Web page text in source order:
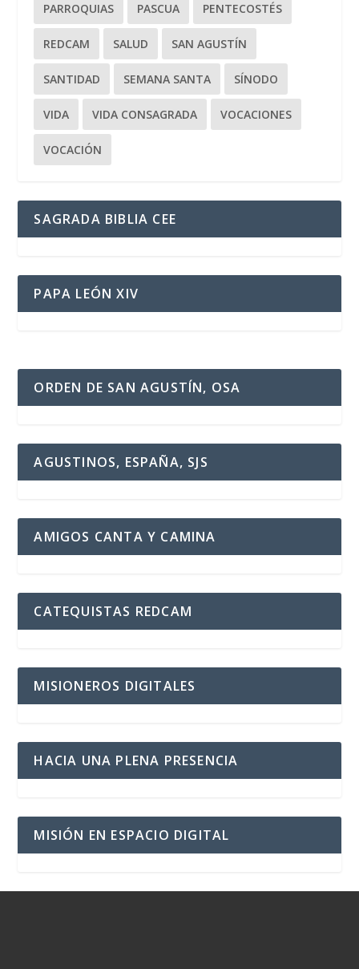
PARROQUIAS PASCUA PENTECOSTÉS
REDCAM SALUD SAN AGUSTÍN
SANTIDAD SEMANA SANTA SÍNODO
VIDA VIDA CONSAGRADA VOCACIONES
VOCACIÓN
SAGRADA BIBLIA CEE
PAPA LEÓN XIV
ORDEN DE SAN AGUSTÍN, OSA
AGUSTINOS, ESPAÑA, SJS
AMIGOS CANTA Y CAMINA
CATEQUISTAS REDCAM
MISIONEROS DIGITALES
HACIA UNA PLENA PRESENCIA
MISIÓN EN ESPACIO DIGITAL